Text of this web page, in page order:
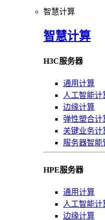
智慧计算
智慧计算
H3C服务器
通用计算
人工智能计
边缘计算
弹性塑合计
关键业务计
服务器智能
HPE服务器
通用计算
人工智能计
边缘计算